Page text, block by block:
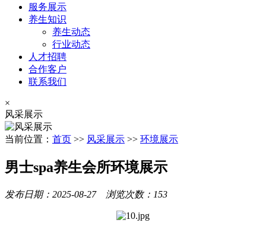
服务展示
养生知识
养生动态
行业动态
人才招聘
合作客户
联系我们
×
风采展示
当前位置： 首页 >> 风采展示 >> 环境展示
男士spa养生会所环境展示
发布日期：2025-08-27 浏览次数：153